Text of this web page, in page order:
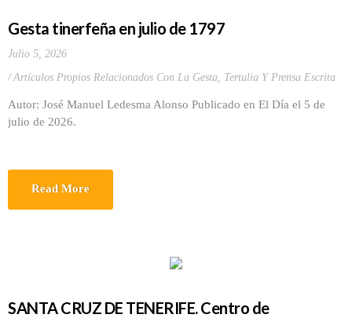
Gesta tinerfeña en julio de 1797
Julio 5, 2026
Artículos Propios Relacionados Con La Gesta, Tertulia Y Prensa Escrita
Autor: José Manuel Ledesma Alonso Publicado en El Día el 5 de
julio de 2026.
Read More
SANTA CRUZ DE TENERIFE. Centro de